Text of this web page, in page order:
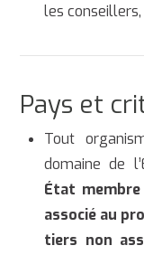
les conseillers,
Pays et
Tout
domaine de
État membre
associé au
tiers non